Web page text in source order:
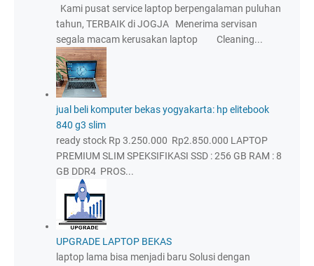
Kami pusat service laptop berpengalaman puluhan
tahun, TERBAIK di JOGJA Menerima servisan
segala macam kerusakan laptop Cleaning...
jual beli komputer bekas yogyakarta: hp elitebook
840 g3 slim
ready stock Rp 3.250.000 Rp2.850.000 LAPTOP
PREMIUM SLIM SPEKSIFIKASI SSD : 256 GB RAM : 8
GB DDR4 PROS...
UPGRADE LAPTOP BEKAS
laptop lama bisa menjadi baru Solusi dengan